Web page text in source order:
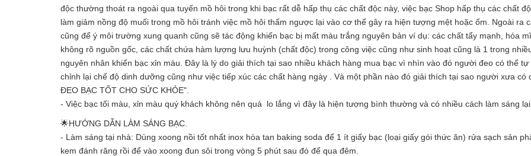
độc thường thoát ra ngoài qua tuyến mồ hôi trong khi bạc rất dễ hấp thụ các chất độc này, việc bạc Shop hấp thụ các chất
làm giảm nồng độ muối trong mồ hôi tránh việc mồ hôi thấm ngược lại vào cơ thể gây ra hiện tượng mệt hoặc ốm. Ngoài ra
cũng để ý môi trường xung quanh cũng sẽ tác động khiến bạc bị mất màu trắng nguyên bản ví dụ: các chất tẩy mạnh, hóa
không rõ nguồn gốc, các chất chứa hàm lượng lưu huỳnh (chất độc) trong công việc cũng như sinh hoạt cũng là 1 trong
nguyên nhân khiến bạc xỉn màu. Đây là lý do giải thích tại sao nhiều khách hàng mua bạc vì nhìn vào đó người đeo có thể tự
chỉnh lại chế độ dinh dưỡng cũng như việc tiếp xúc các chất hàng ngày . Và một phần nào đó giải thích tại sao người xưa có
ĐEO BẠC TỐT CHO SỨC KHỎE".
- Việc bạc tối màu, xỉn màu quý khách không nên quá lo lắng vì đây là hiện tượng bình thường và có nhiều cách làm sáng lại
🌟HƯỚNG DẪN LÀM SÁNG BẠC.
- Làm sáng tại nhà: Dùng xoong nồi tốt nhất inox hòa tan baking soda để 1 ít giấy bạc (loại giấy gói thức ăn) rửa sạch sản
kem đánh răng rồi để vào xoong đun sôi trong vòng 5 phút sau đó để qua đêm.